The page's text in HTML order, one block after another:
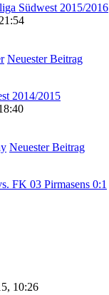
Südwest 2015/2016
Neuester Beitrag
2014/2015
Neuester Beitrag
FK 03 Pirmasens 0:1
10:26